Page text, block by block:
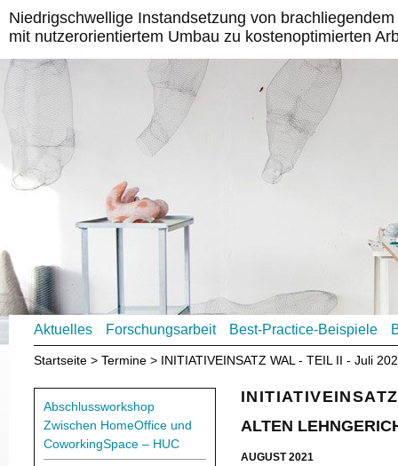
Niedrigschwellige Instandsetzung von
mit nutzerorientiertem Umbau zu kostenoptimierten
Aktuelles Forschungsarbeit Best-Practice-Beispiele
Startseite Termine INITIATIVEINSATZ WAL - TEIL II - Juli
Abschlussworkshop
Zwischen HomeOffice und
CoworkingSpace – HUC
ALTEN
AUGUST 2021